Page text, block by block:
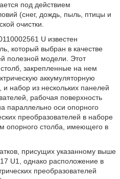
под действием
(снег, дождь, пыль, птицы и
очистки.
U известен
который выбран в качестве
полезной модели. Этот
закрепленные на нем
аккумуляторную
набор из нескольких панелей
рабочая поверхность
параллельно оси опорного
преобразователей в наборе
опорного столба, имеющего в
присущих указанному выше
U1, однако расположение в
преобразователей